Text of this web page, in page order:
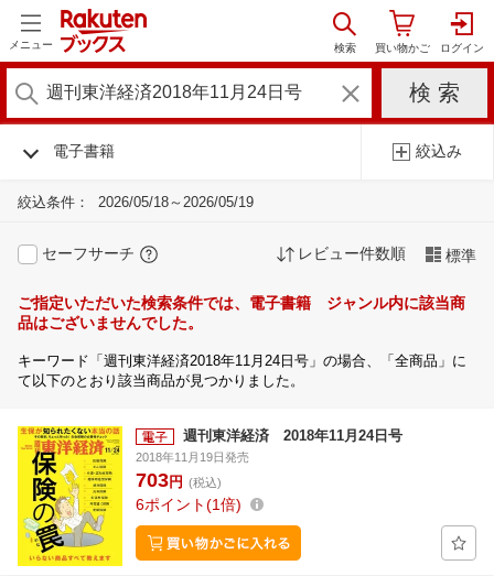
メニュー
電子書籍 絞込み
絞込条件： 2026/05/18～2026/05/19
セーフサーチ レビュー件数順 標準
ご指定いただいた検索条件では、電子書籍 ジャンル内に該当商
品はございませんでした。
キーワード「週刊東洋経済2018年11月24日号」の場合、「全商品」に
て以下のとおり該当商品が見つかりました。
週刊東洋経済 2018年11月24日号
2018年11月19日発売
703円 (税込)
6ポイント 1倍